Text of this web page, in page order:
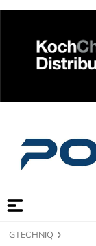
GTECHNIQ